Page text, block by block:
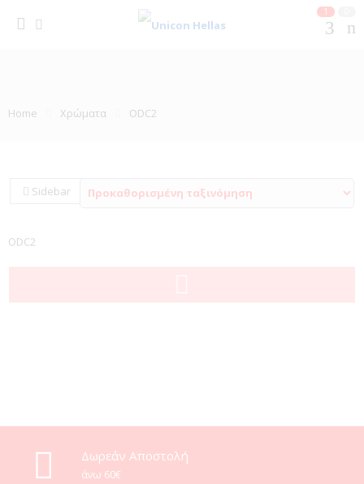
1
Home Χρώματα ODC2
Sidebar
ODC2
Δωρεάν Αποστολή
άνω 60€